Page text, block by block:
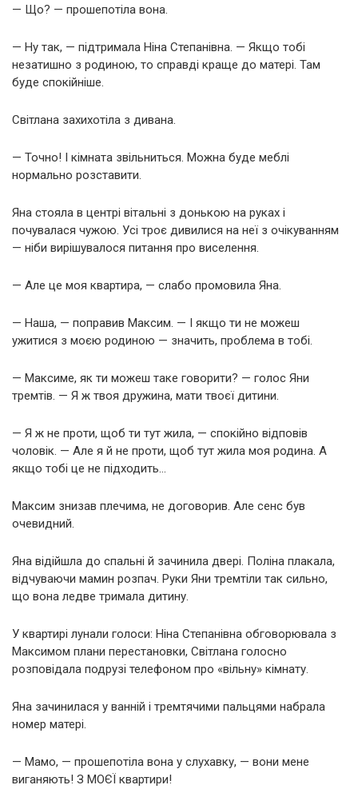
— Що? — прошепотіла вона.
— Ну так, — підтримала Ніна Степанівна. — Якщо тобі
незатишно з родиною, то справді краще до матері. Там
буде спокійніше.
Світлана захихотіла з дивана.
— Точно! І кімната звільниться. Можна буде меблі
нормально розставити.
Яна стояла в центрі вітальні з донькою на руках і
почувалася чужою. Усі троє дивилися на неї з очікуванням
— ніби вирішувалося питання про виселення.
— Але це моя квартира, — слабо промовила Яна.
— Наша, — поправив Максим. — І якщо ти не можеш
ужитися з моєю родиною — значить, проблема в тобі.
— Максиме, як ти можеш таке говорити? — голос Яни
тремтів. — Я ж твоя дружина, мати твоєї дитини.
— Я ж не проти, щоб ти тут жила, — спокійно відповів
чоловік. — Але я й не проти, щоб тут жила моя родина. А
якщо тобі це не підходить…
Максим знизав плечима, не договорив. Але сенс був
очевидний.
Яна відійшла до спальні й зачинила двері. Поліна плакала,
відчуваючи мамин розпач. Руки Яни тремтіли так сильно,
що вона ледве тримала дитину.
У квартирі лунали голоси: Ніна Степанівна обговорювала з
Максимом плани перестановки, Світлана голосно
розповідала подрузі телефоном про «вільну» кімнату.
Яна зачинилася у ванній і тремтячими пальцями набрала
номер матері.
— Мамо, — прошепотіла вона у слухавку, — вони мене
виганяють! З МОЄЇ квартири!